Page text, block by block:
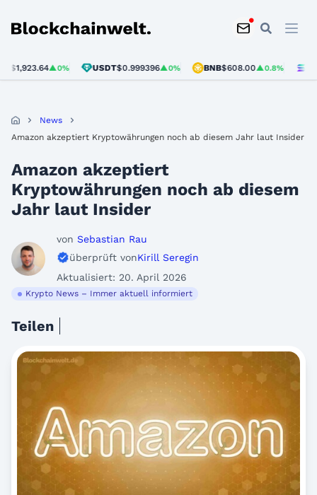
Blockchainwelt
▲0% USDT$0.999396▲0% BNB$608.00▲0.8% SOL
News
Amazon akzeptiert Kryptowährungen noch ab diesem Jahr laut Insider
Amazon akzeptiert
Kryptowährungen noch ab diesem
Jahr laut Insider
von Sebastian Rau
überprüft vonKirill Seregin
Aktualisiert: 20. April 2026
Krypto News – Immer aktuell informiert
Teilen